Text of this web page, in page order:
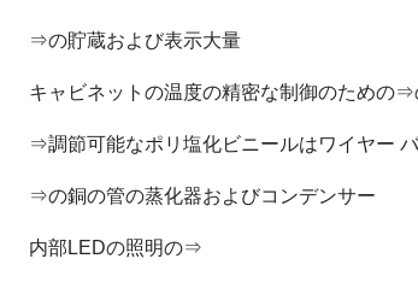
⇒の貯蔵および表示大量
キャビネットの温度の精密な制御のための
⇒調節可能なポリ塩化ビニールはワイヤー
⇒の銅の管の蒸化器およびコンデンサー
内部LEDの照明の⇒